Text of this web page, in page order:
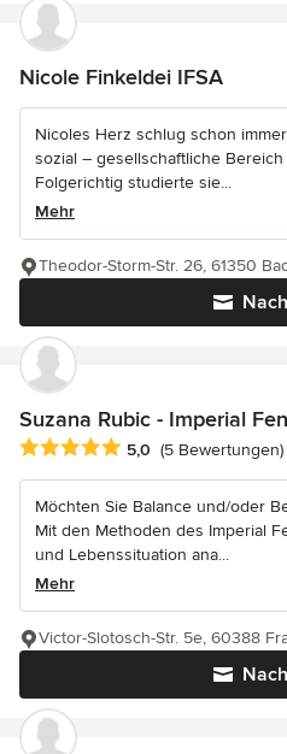
Nicole Finkeldei IFSA
Nicoles Herz schlug schon
sozial – gesellschaftliche
Folgerichtig studierte sie...
Mehr
Theodor-Storm-Str. 26, 61350
Suzana Rubic - Imperial
Durchschnittliche Bewertung: 5
5,0 (5 Bewertungen)
Möchten Sie Balance und/oder
Mit den Methoden des Imperial
und Lebenssituation ana...
Mehr
Victor-Slotosch-Str. 5e, 60388